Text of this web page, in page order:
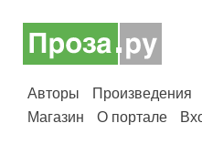
Авторы Произведения
Магазин
О портале